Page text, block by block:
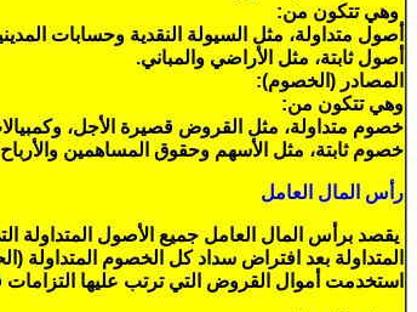
وهي تتكون من:
أصول متداولة، مثل السيولة النقدية وحسابات
أصول ثابتة، مثل الأراضي والمباني.
المصادر (الخصوم):
وهي تتكون من:
خصوم متداولة، مثل القروض قصيرة الأجل،
خصوم ثابتة، مثل الأسهم وحقوق المساهمين
رأس المال العامل
يقصد برأس المال العامل جميع الأصول المتداولة
المتداولة بعد افتراض سداد كل الخصوم المتداولة
استخدمت أموال القروض التي ترتب عليها التزامات